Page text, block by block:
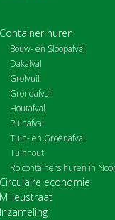
Container huren
Bouw- en Sloopafval
Dakafval
Grofvuil
Grondafval
Houtafval
Puinafval
Tuin- en Groenafval
Tuinhout
Rolcontainers huren in
Circulaire economie
Milieustraat
Inzameling